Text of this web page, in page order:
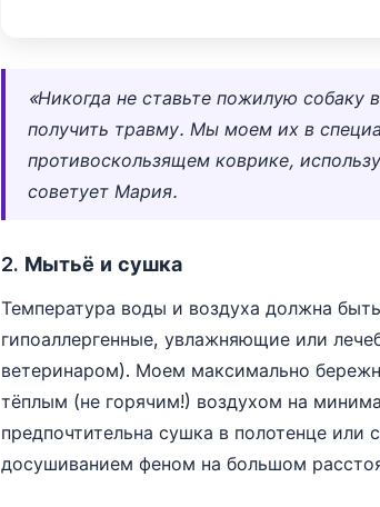
«Никогда не ставьте пожилую собаку
получить травму. Мы моем их в
противоскользящем коврике,
советует Мария.
2. Мытьё и сушка
Температура воды и воздуха должна
гипоаллергенные, увлажняющие или
ветеринаром). Моем максимально
тёплым (не горячим!) воздухом на
предпочтительна сушка в полотенце
досушиванием феном на большом